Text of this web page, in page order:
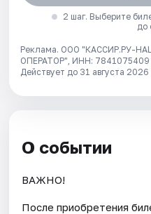
2 шаг. Выберите
до
Реклама. ООО "КАССИР.РУ-
ОПЕРАТОР", ИНН: 7841075409
Действует до 31 августа 2026
О событии
ВАЖНО!
После приобретения